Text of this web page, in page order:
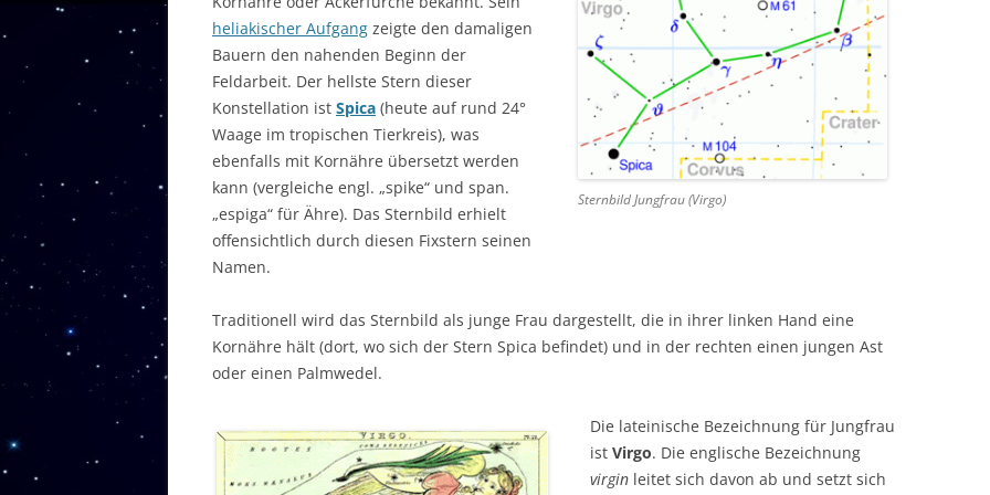
Sternbild Jungfrau (Virgo)
heliakischer Aufgang zeigte den damaligen
Bauern den nahenden Beginn der
Feldarbeit. Der hellste Stern dieser
Konstellation ist Spica (heute auf rund 24°
Waage im tropischen Tierkreis), was
ebenfalls mit Kornähre übersetzt werden
kann (vergleiche engl. „spike“ und span.
„espiga“ für Ähre). Das Sternbild erhielt
offensichtlich durch diesen Fixstern seinen
Namen.
Traditionell wird das Sternbild als junge Frau dargestellt, die in ihrer linken Hand eine
Kornähre hält (dort, wo sich der Stern Spica befindet) und in der rechten einen jungen Ast
oder einen Palmwedel.
Die lateinische Bezeichnung für Jungfrau
ist Virgo. Die englische Bezeichnung
virgin leitet sich davon ab und setzt sich